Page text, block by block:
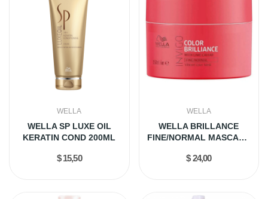
WELLA
WELLA SP LUXE OIL
KERATIN COND 200ML
$ 15,50
WELLA
WELLA BRILLANCE
FINE/NORMAL MASCARA
$ 24,00